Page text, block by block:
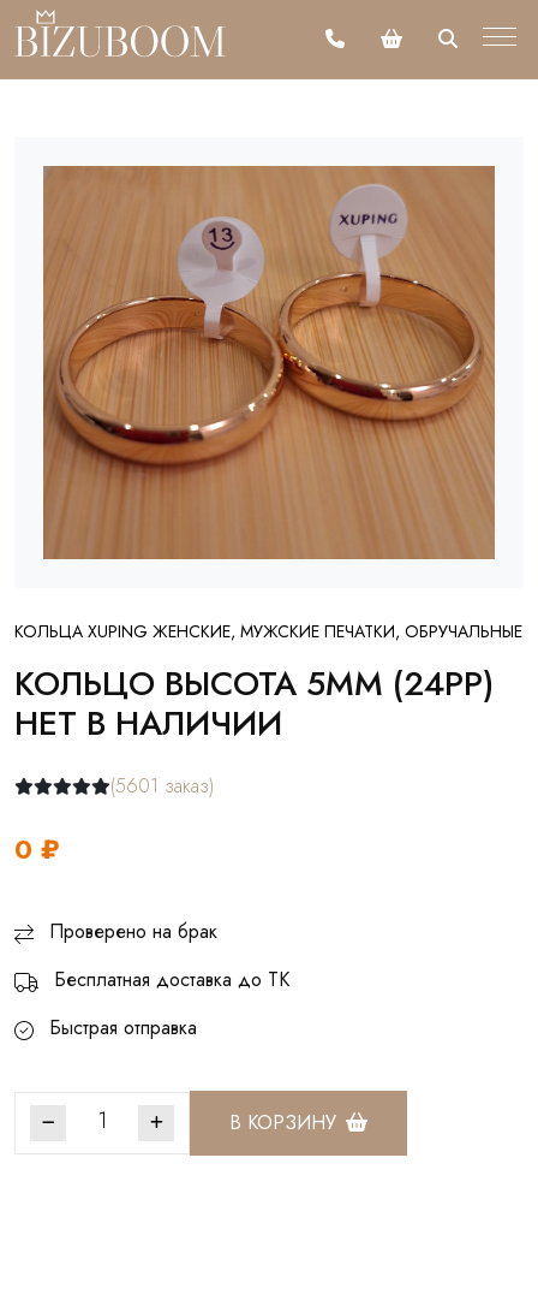
КОЛЬЦА XUPING ЖЕНСКИЕ, МУЖСКИЕ ПЕЧАТКИ, ОБРУЧАЛЬНЫЕ
КОЛЬЦО ВЫСОТА 5ММ (24РР)
НЕТ В НАЛИЧИИ
(5601 заказ)
0 ₽
Проверено на брак
Бесплатная доставка до ТК
Быстрая отправка
В КОРЗИНУ